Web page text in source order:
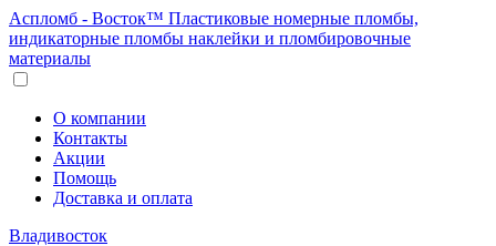
Аспломб - Восток™ Пластиковые номерные пломбы,
индикаторные пломбы наклейки и пломбировочные
материалы
О компании
Контакты
Акции
Помощь
Доставка и оплата
Владивосток